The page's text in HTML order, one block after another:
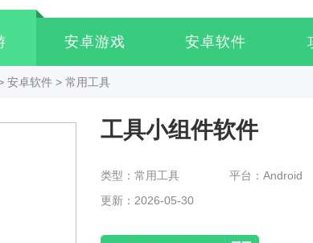
安卓游戏 安卓软件
安卓软件 > 常用工具
类型：常用工具 平台：Android
更新：2026-05-30
工具小组件软件